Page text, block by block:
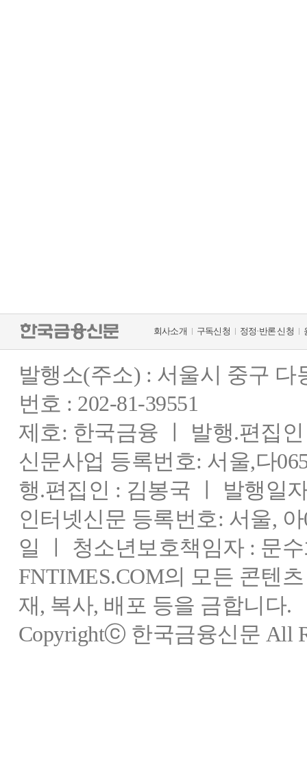
회사소개 구독신청 정정·반론 신청
발행소(주소) : 서울시 중구
번호 : 202-81-39551
제호: 한국금융 ㅣ 발행.편집
신문사업 등록번호: 서울,다
행.편집인 : 김봉국 ㅣ 발행일
인터넷신문 등록번호: 서울,
일 ㅣ 청소년보호책임자 : 문
FNTIMES.COM의 모든 콘텐
재, 복사, 배포 등을 금합니다.
Copyrightⓒ 한국금융신문 All